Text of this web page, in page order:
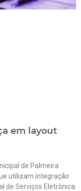
em layout
de Palmeira
utilizam integração
de Serviços Eletrônica